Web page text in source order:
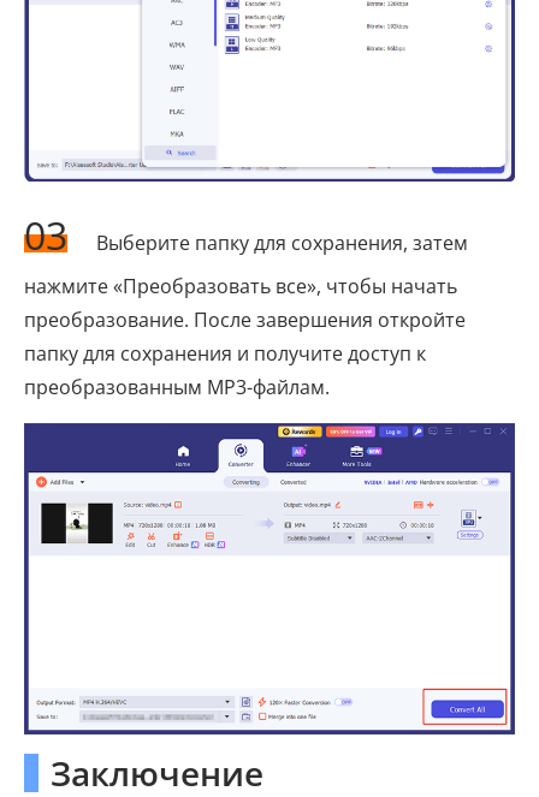
03
Выберите папку для сохранения, затем
нажмите «Преобразовать все», чтобы начать
преобразование. После завершения откройте
папку для сохранения и получите доступ к
преобразованным MP3-файлам.
Заключение